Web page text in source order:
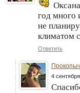
год много
не
климатом
Ответить
Прокопыч
4